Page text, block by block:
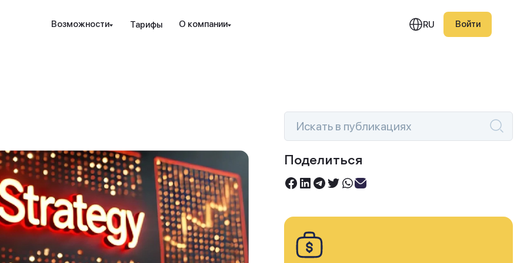
Возможности
идеи Аналитика PRO
Торгуйте акциями без комиссий
Тарифы О компании
счетов
Обновление Investlink 1.6.2:
курс на активную торговлю
RU Войти
Поделиться
Наведите камеру телефона на QR-код,
чтобы скачать мобильное приложение.